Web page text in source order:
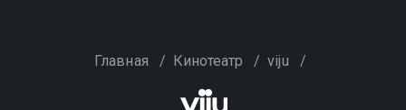
Главная / Кинотеатр / viju /